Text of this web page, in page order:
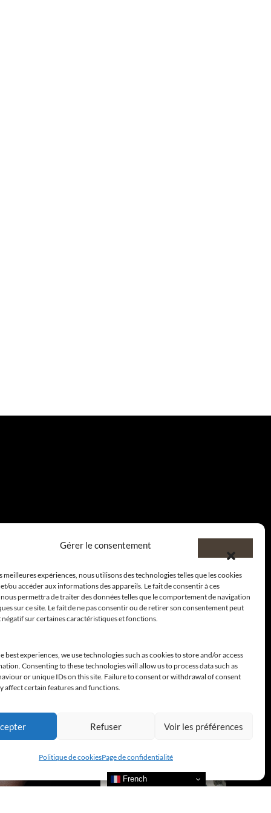
Gérer le consentement
expériences, nous utilisons des technologies telles que les cookies
ou accéder aux informations des appareils. Le fait de consentir à ces
permettra de traiter des données telles que le comportement de navigation
sur ce site. Le fait de ne pas consentir ou de retirer son consentement peut
sur certaines caractéristiques et fonctions.
best experiences, we use technologies such as cookies to store and/or access
Consenting to these technologies will allow us to process data such as
or unique IDs on this site. Failure to consent or withdrawal of consent
affect certain features and functions.
Refuser Voir les préférences
Politique de cookiesPage de confidentialité
French